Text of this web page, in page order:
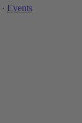
· Events